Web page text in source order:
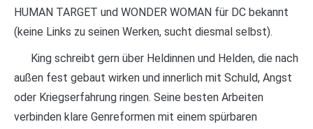
HUMAN TARGET und WONDER WOMAN für DC bekannt
(keine Links zu seinen Werken, sucht diesmal selbst).
King schreibt gern über Heldinnen und Helden, die nach
außen fest gebaut wirken und innerlich mit Schuld, Angst
oder Kriegserfahrung ringen. Seine besten Arbeiten
verbinden klare Genreformen mit einem spürbaren